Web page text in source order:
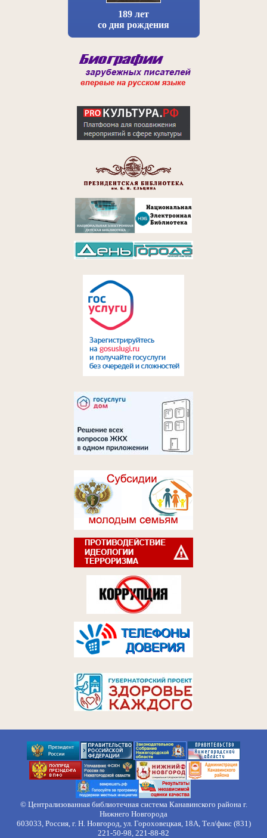
189 лет
со дня рождения
© Централизованная библиотечная система Канавинского района г.
Нижнего Новгорода
603033, Россия, г. Н. Новгород, ул. Гороховецкая, 18А, Тел/факс (831)
221-50-98, 221-88-82